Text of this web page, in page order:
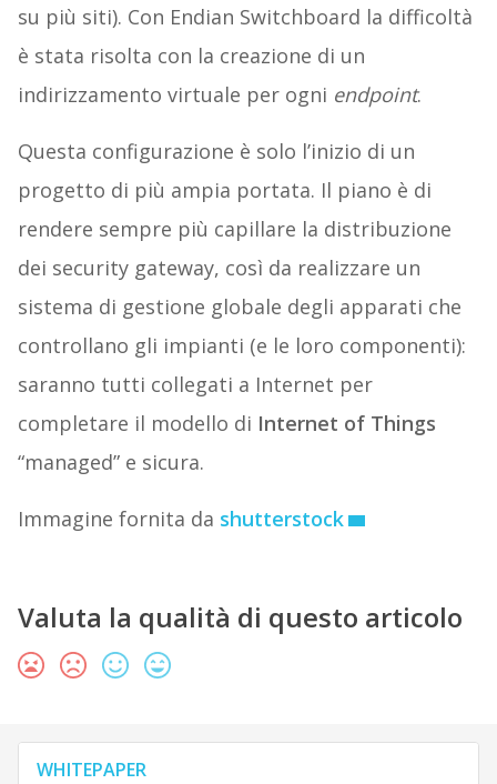
su più siti). Con Endian Switchboard la difficoltà
è stata risolta con la creazione di un
indirizzamento virtuale per ogni endpoint.
Questa configurazione è solo l’inizio di un
progetto di più ampia portata. Il piano è di
rendere sempre più capillare la distribuzione
dei security gateway, così da realizzare un
sistema di gestione globale degli apparati che
controllano gli impianti (e le loro componenti):
saranno tutti collegati a Internet per
completare il modello di Internet of Things
“managed” e sicura.
Immagine fornita da shutterstock
Valuta la qualità di questo articolo
WHITEPAPER